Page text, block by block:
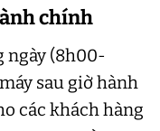
chính
ngày (8h00-
sau giờ hành
các khách hàng